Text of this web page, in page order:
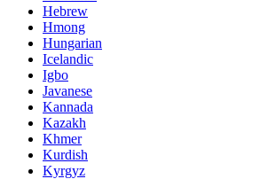
Hebrew
Hmong
Hungarian
Icelandic
Igbo
Javanese
Kannada
Kazakh
Khmer
Kurdish
Kyrgyz